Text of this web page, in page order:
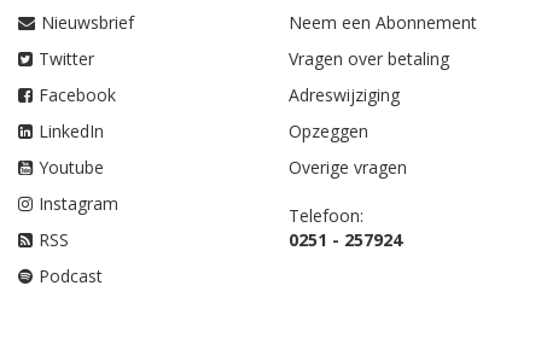
Nieuwsbrief
Twitter
Facebook
LinkedIn
Youtube
Instagram
RSS
Podcast
Neem een Abonnement
Vragen over betaling
Adreswijziging
Opzeggen
Overige vragen
Telefoon:
0251 - 257924